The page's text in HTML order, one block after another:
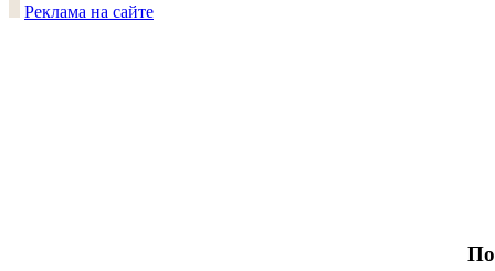
Реклама на сайте